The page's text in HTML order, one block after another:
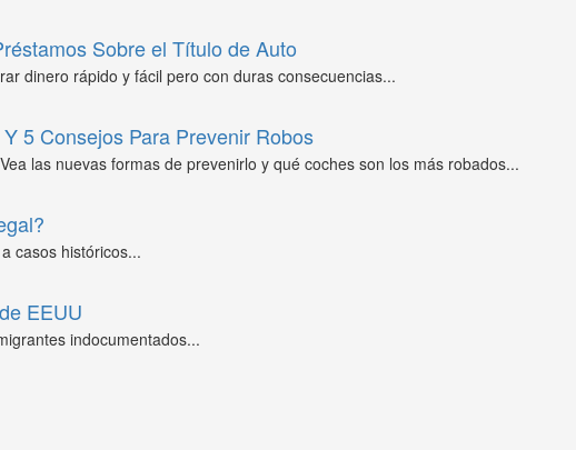
Sobre el Título de Auto
dinero rápido y fácil pero con duras consecuencias...
5 Consejos Para Prevenir Robos
las nuevas formas de prevenirlo y qué coches son los más robados...
casos históricos...
EEUU
indocumentados...